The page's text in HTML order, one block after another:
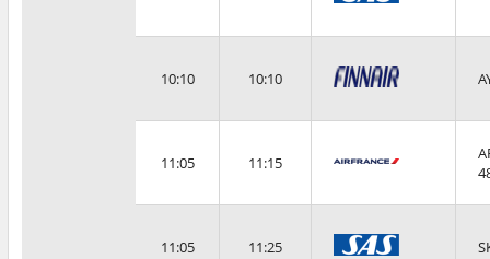
10:10 10:10
11:05 11:15
11:05 11:25